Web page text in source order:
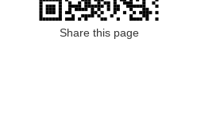
Share this page